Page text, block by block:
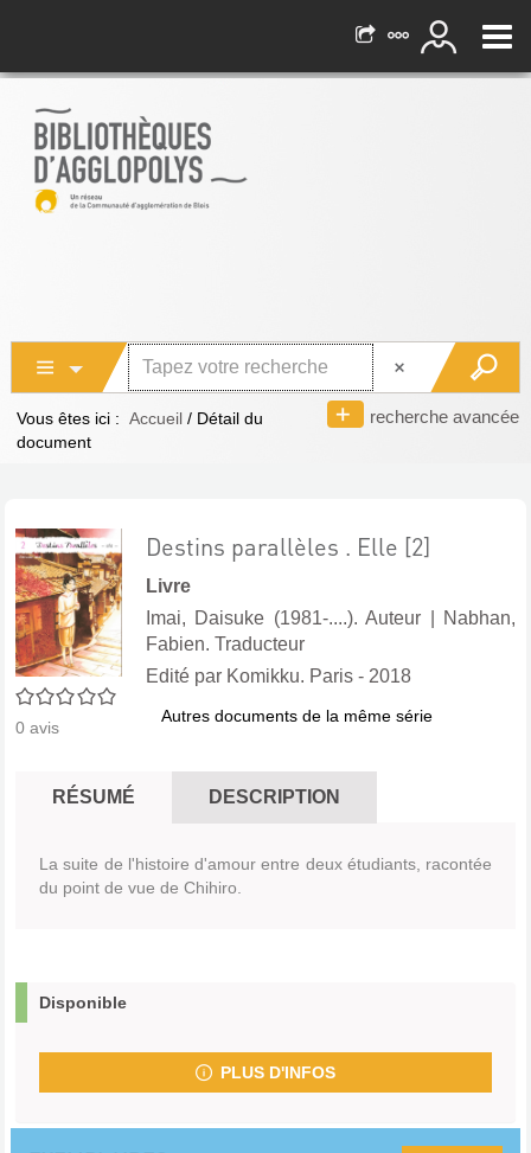
recherche avancée
Vous êtes ici : Accueil / Détail du
document
0/5
0 avis
Destins parallèles . Elle [2]
Livre
Imai, Daisuke (1981-....). Auteur
Nabhan,
Fabien. Traducteur
Edité par Komikku. Paris - 2018
Autres documents de la même série
RÉSUMÉ DESCRIPTION
La suite de l'histoire d'amour entre deux étudiants, racontée
du point de vue de Chihiro.
Disponible
PLUS D'INFOS